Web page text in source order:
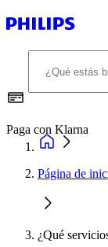
Paga con Klarna
Página de
¿Qué